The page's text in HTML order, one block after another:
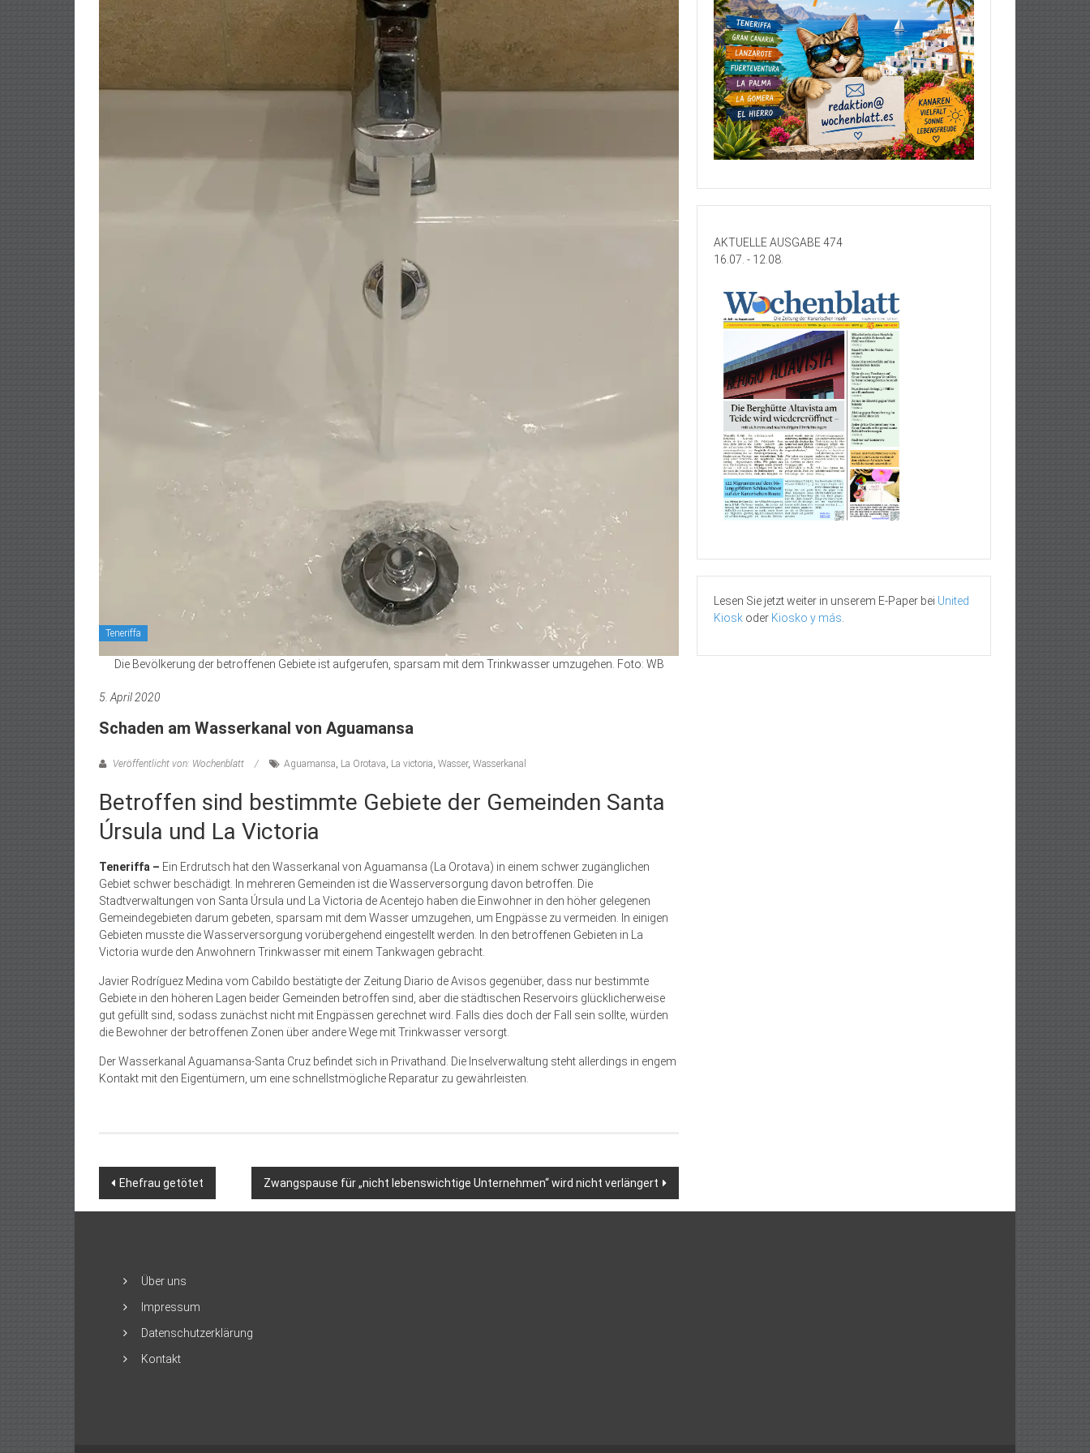
Teneriffa
Die Bevölkerung der betroffenen Gebiete ist aufgerufen, sparsam mit dem Trinkwasser umzugehen. Foto: WB
5. April 2020
Schaden am Wasserkanal von Aguamansa
Veröffentlicht von: Wochenblatt Aguamansa La Orotava La victoria Wasser, Wasserkanal
Betroffen sind bestimmte Gebiete der Gemeinden Santa
Úrsula und La Victoria
Teneriffa – Ein Erdrutsch hat den Wasserkanal von Aguamansa (La Orotava) in einem schwer zugänglichen
Gebiet schwer beschädigt. In mehreren Gemeinden ist die Wasserversorgung davon betroffen. Die
Stadtverwaltungen von Santa Úrsula und La Victoria de Acentejo haben die Einwohner in den höher gelegenen
Gemeindegebieten darum gebeten, sparsam mit dem Wasser umzugehen, um Engpässe zu vermeiden. In einigen
Gebieten musste die Wasserversorgung vorübergehend eingestellt werden. In den betroffenen Gebieten in La
Victoria wurde den Anwohnern Trinkwasser mit einem Tankwagen gebracht.
Javier Rodríguez Medina vom Cabildo bestätigte der Zeitung Diario de Avisos gegenüber, dass nur bestimmte
Gebiete in den höheren Lagen beider Gemeinden betroffen sind, aber die städtischen Reservoirs glücklicherweise
gut gefüllt sind, sodass zunächst nicht mit Engpässen gerechnet wird. Falls dies doch der Fall sein sollte, würden
die Bewohner der betroffenen Zonen über andere Wege mit Trinkwasser versorgt.
Der Wasserkanal Aguamansa-Santa Cruz befindet sich in Privathand. Die Inselverwaltung steht allerdings in engem
Kontakt mit den Eigentümern, um eine schnellstmögliche Reparatur zu gewährleisten.
Beitragsnavigation
Ehefrau getötet Zwangspause für „nicht lebenswichtige Unternehmen“ wird nicht verlängert
AKTUELLE AUSGABE 474
16.07. - 12.08.
Lesen Sie jetzt weiter in unserem E-Paper bei United
Kiosk oder Kiosko y más
Über uns
Impressum
Datenschutzerklärung
Kontakt